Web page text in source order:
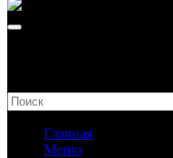
Главная
Меню